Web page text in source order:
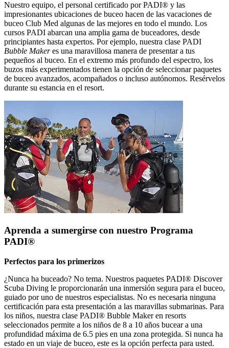
Nuestro equipo, el personal certificado por PADI® y las
impresionantes ubicaciones de buceo hacen de las vacaciones de
buceo Club Med algunas de las mejores en todo el mundo. Los
cursos PADI abarcan una amplia gama de buceadores, desde
principiantes hasta expertos. Por ejemplo, nuestra clase PADI
Bubble Makeres una maravillosa manera de presentar a tus
pequeños al buceo. En el extremo más profundo del espectro, los
buzos más experimentados tienen la opción de seleccionar paquetes
de buceo avanzados, acompañados o incluso autónomos. Resérvelos
durante su estancia en el resort.
Aprenda a sumergirse con nuestro Programa
PADI®
Perfectos para los primerizos
¿Nunca ha buceado? No tema. Nuestros paquetes PADI® Discover
Scuba Diving le proporcionarán una inmersión segura para el buceo,
guiado por uno de nuestros especialistas. No es necesaria ninguna
certificación para esta presentación a las maravillas submarinas. Para
los niños, nuestra clase PADI® Bubble Maker en resorts
seleccionados permite a los niños de 8 a 10 años bucear a una
profundidad máxima de 6.5 pies en una zona protegida. Si nunca ha
estado en un viaje de buceo, este es la opción perfecta para usted.